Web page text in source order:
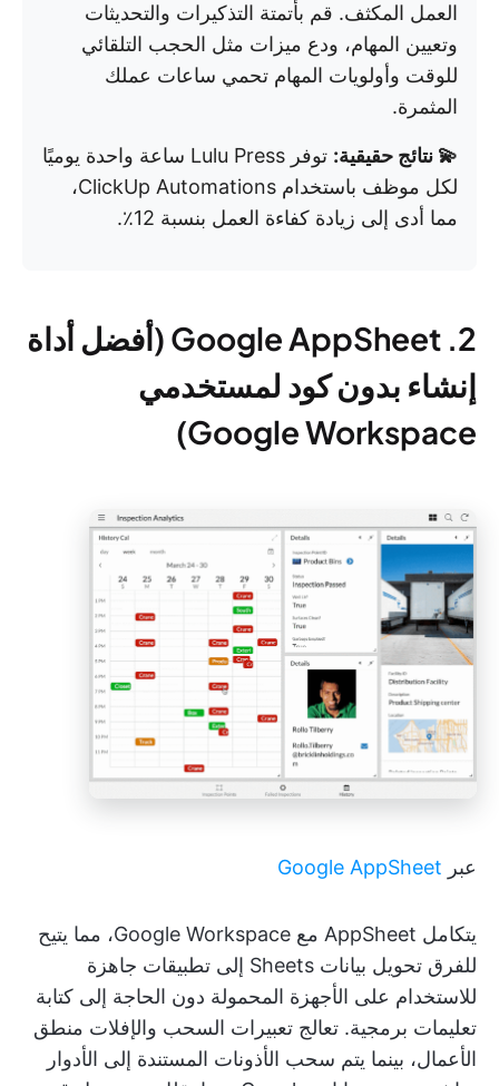
العمل المكثف. قم بأتمتة التذكيرات والتحديثات
وتعيين المهام، ودع ميزات مثل الحجب التلقائي
للوقت وأولويات المهام تحمي ساعات عملك
المثمرة.
💫 نتائج حقيقية:
توفر Lulu Press ساعة واحدة يوميًا
لكل موظف باستخدام ClickUp Automations،
مما أدى إلى زيادة كفاءة العمل بنسبة 12٪.
2. Google AppSheet (أفضل أداة
إنشاء بدون كود لمستخدمي
Google Workspace)
عبر Google AppSheet
يتكامل AppSheet مع Google Workspace، مما يتيح
للفرق تحويل بيانات Sheets إلى تطبيقات جاهزة
للاستخدام على الأجهزة المحمولة دون الحاجة إلى كتابة
تعليمات برمجية. تعالج تعبيرات السحب والإفلات منطق
الأعمال، بينما يتم سحب الأذونات المستندة إلى الأدوار